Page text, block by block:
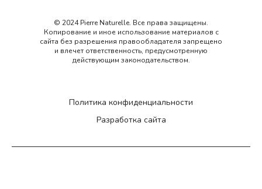
© 2024 Pierre Naturelle. Все права защищены.
Копирование и иное использование материалов с
сайта без разрешения правообладателя запрещено
и влечет ответственность, предусмотренную
действующим законодательством.
Политика конфиденциальности
Разработка сайта